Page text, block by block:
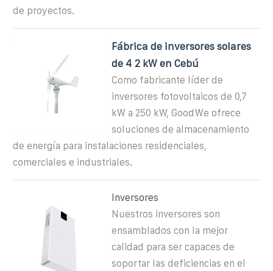
de proyectos.
Fábrica de inversores solares
de 4 2 kW en Cebú
Como fabricante líder de
inversores fotovoltaicos de 0,7
kW a 250 kW, GoodWe ofrece
soluciones de almacenamiento
de energía para instalaciones residenciales,
comerciales e industriales.
Inversores
Nuestros inversores son
ensamblados con la mejor
calidad para ser capaces de
soportar las deficiencias en el